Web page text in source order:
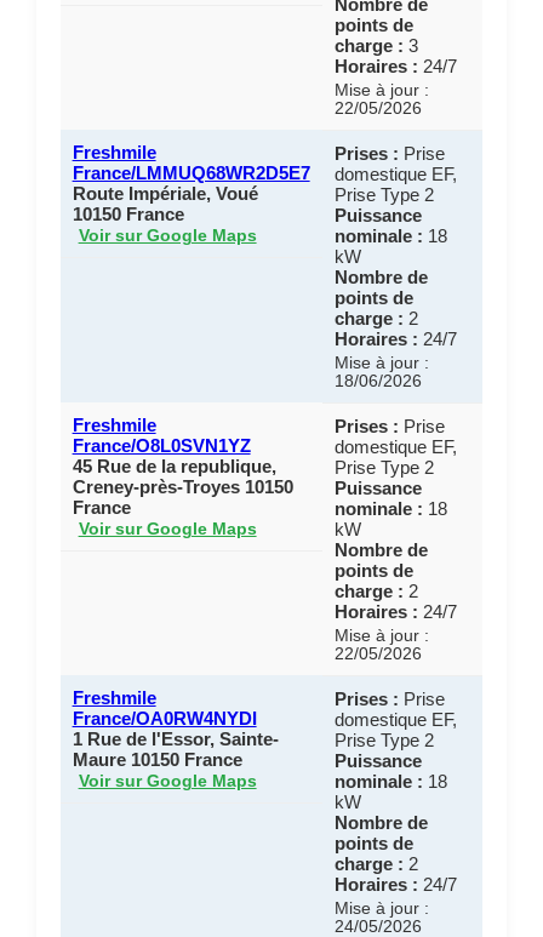
points de
charge : 3
Horaires : 24/7
Mise à jour :
22/05/2026
Freshmile
France/LMMUQ68WR2D5E7
Route Impériale, Voué
10150 France
Voir sur Google Maps
Prises : Prise
domestique EF,
Prise Type 2
Puissance
nominale : 18
kW
Nombre de
points de
charge : 2
Horaires : 24/7
Mise à jour :
18/06/2026
Freshmile
France/O8L0SVN1YZ
45 Rue de la republique,
Creney-près-Troyes 10150
France
Voir sur Google Maps
Prises : Prise
domestique EF,
Prise Type 2
Puissance
nominale : 18
kW
Nombre de
points de
charge : 2
Horaires : 24/7
Mise à jour :
22/05/2026
Freshmile
France/OA0RW4NYDI
1 Rue de l'Essor, Sainte-
Maure 10150 France
Voir sur Google Maps
Prises : Prise
domestique EF,
Prise Type 2
Puissance
nominale : 18
kW
Nombre de
points de
charge : 2
Horaires : 24/7
Mise à jour :
24/05/2026